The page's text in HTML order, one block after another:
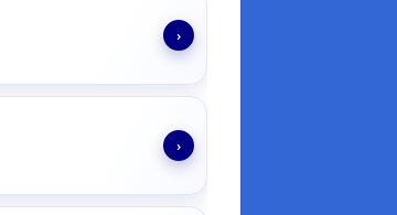
›
›